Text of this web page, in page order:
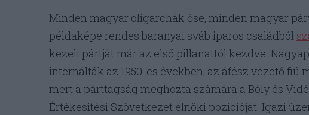
Minden magyar oligarchák őse, minden magyar
példaképe rendes baranyai sváb iparos családból
kezeli pártját már az első pillanattól kezdve.
internálták az 1950-es években, az áfész vezető fiú
mert a párttagság meghozta számára a Bóly és
Értékesítési Szövetkezet elnöki pozícióját. Igazi